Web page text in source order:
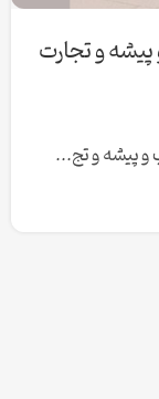
و تجارت
و پیشه و تج...